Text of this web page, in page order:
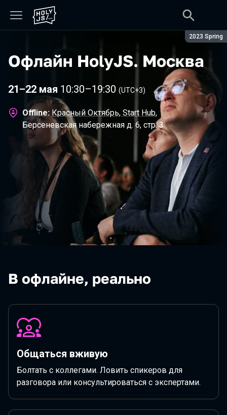
Сезон:
2023 Spring
Офлайн HolyJS. Москва
21–22 мая 10:30–19:30 (UTC+3)
Offline: Красный Октябрь, Start Hub,
Берсеневская набережная д. 6, стр. 3
В офлайне, реально
Общаться вживую
Болтать с коллегами. Ловить спикеров для
разговора или консультироваться с экспертами.